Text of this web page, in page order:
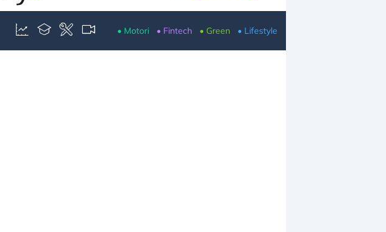
• Motori • Fintech • Green • Lifestyle